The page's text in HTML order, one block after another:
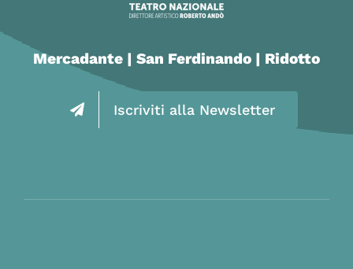
Mercadante | San Ferdinando | Ridotto
Iscriviti alla Newsletter